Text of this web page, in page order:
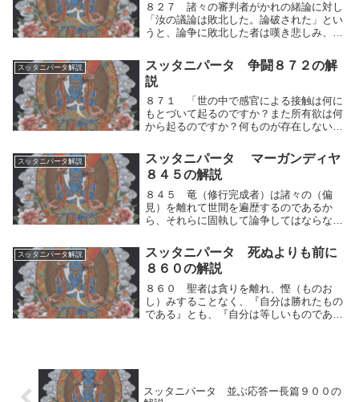
８２７ 諸々の審判者がかれの緒論に対し
「汝の議論は敗北した。論破された」とい
うと、論争に敗北した者は嘆き悲しみ、
悲泣（ひきゅう）する。諸々の審判者がか
れの緒論に対し「汝の議論は敗北した。論
破された」とい...
スッタニパータ解説
スッタニパータ 争闘８７２の解
説
８７１ 「世の中で感官による接触は何に
もとづいて起るのですか？また所有欲は何
から起るのですか？何ものが存在しないと
いのですか？何ものが消滅したときに、感
官による接触がはたらかないのですか？」
８７２ 「名...
スッタニパータ解説
スッタニパータ マーガンディヤ
８４５の解説
８４５ 竜（修行完成者）は諸々の（偏
見）を離れて世間を遍歴するのであるか
ら、それらに固執して論争してはならな
棘（とげ）のある蓮（はす）が、水にも泥
にも汚されないように、そのように聖者は
平安を説く者であっ...
スッタニパータ解説
スッタニパータ 死ぬよりも前に
８６０の解説
８６０ 聖者は貪りを離れ、慳（ものお
し）みすることなく、『自分は勝れたもの
である』とも、『自分は等しいものである
スッタニパータ 並ぶ応答ー長篇９００の